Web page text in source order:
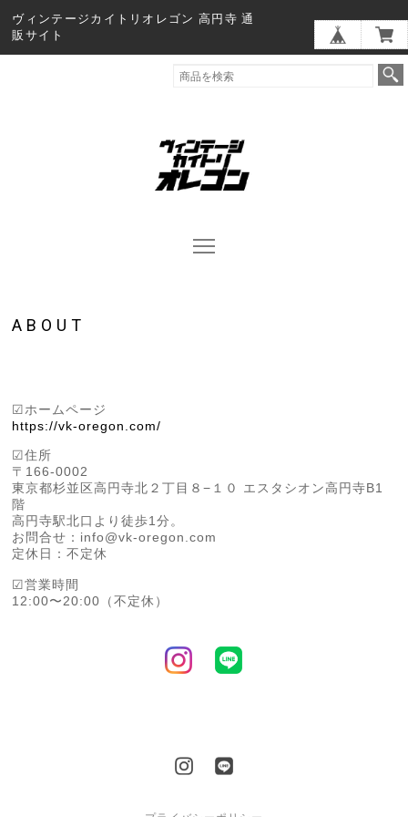
ヴィンテージカイトリオレゴン 高円寺 通
販サイト
ABOUT
☑︎ホームページ
https://vk-oregon.com/
☑︎住所
〒166-0002
東京都杉並区高円寺北２丁目８−１０ エスタシオン高円寺B1
階
高円寺駅北口より徒歩1分。
お問合せ： info@vk-oregon.com
定休日：不定休
☑︎営業時間
12:00〜20:00（不定休）